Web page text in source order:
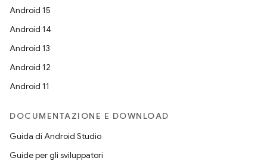
Android 15
Android 14
Android 13
Android 12
Android 11
DOCUMENTAZIONE E DOWNLOAD
Guida di Android Studio
Guide per gli sviluppatori